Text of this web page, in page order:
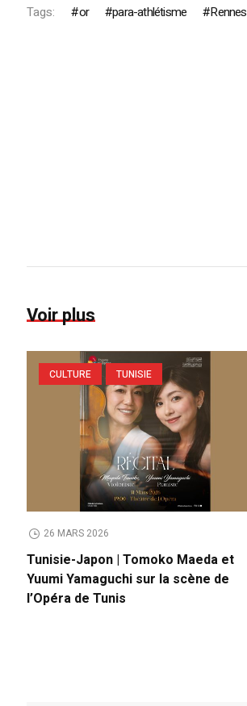
Tags: or para-athlétisme Rennes
Voir plus
CULTURE TUNISIE
26 MARS 2026
Tunisie-Japon | Tomoko Maeda et
Yuumi Yamaguchi sur la scène de
l’Opéra de Tunis